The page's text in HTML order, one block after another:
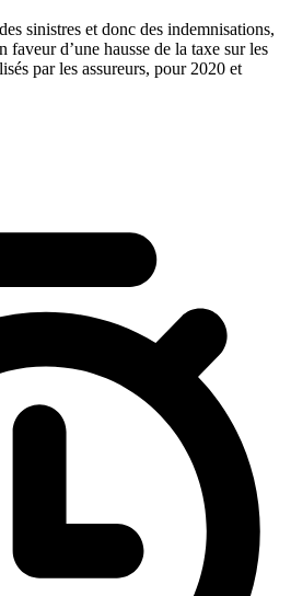
sinistres et donc des indemnisations,
faveur d’une hausse de la taxe sur les
par les assureurs, pour 2020 et